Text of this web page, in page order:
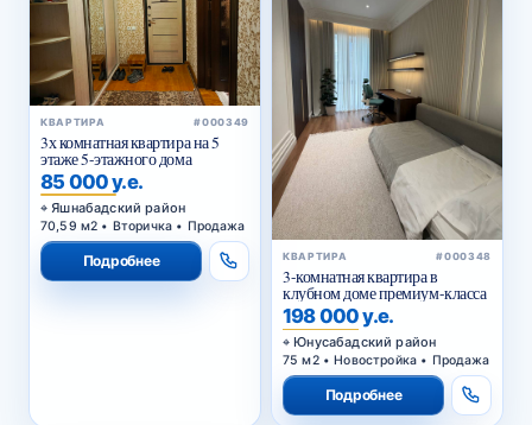
КВАРТИРА #000349
3х комнатная квартира на 5
этаже 5-этажного дома
85 000 у.е.
Яшнабадский район
70,59 м2 • Вторичка • Продажа
Подробнее КВАРТИРА #000348
3-комнатная квартира в
клубном доме премиум-класса
198 000 у.е.
Юнусабадский район
75 м2 • Новостройка • Продажа
Подробнее